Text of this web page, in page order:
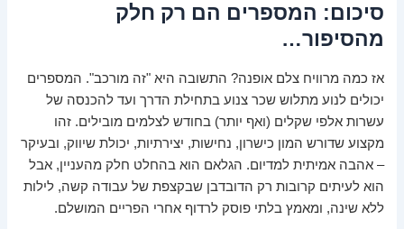
סיכום: המספרים הם רק חלק
מהסיפור…
אז כמה מרוויח צלם אופנה? התשובה היא "זה מורכב". המספרים
יכולים לנוע מתלוש שכר צנוע בתחילת הדרך ועד להכנסה של
עשרות אלפי שקלים (ואף יותר) בחודש לצלמים מובילים. זהו
מקצוע שדורש המון כישרון, נחישות, יצירתיות, יכולת שיווק, ובעיקר
– אהבה אמיתית למדיום. הגלאם הוא בהחלט חלק מהעניין, אבל
הוא לעיתים קרובות רק הדובדבן שבקצפת של עבודה קשה, לילות
ללא שינה, ומאמץ בלתי פוסק לרדוף אחרי הפריים המושלם.